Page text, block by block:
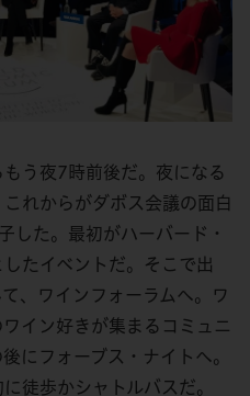
う夜7時前後だ。夜になる
れからがダボス会議の面白
した。最初がハーバード・
たイベントだ。そこで出
、ワインフォーラムへ。ワ
イン好きが集まるコミュニ
にフォーブス・ナイトへ。
徒歩かシャトルバスだ。